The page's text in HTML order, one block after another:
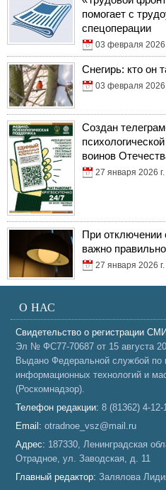
помогает с
спецоперации
03 февраля 2026
Снегирь: кто он
03 февраля 2026
Создан
воинов
27 января 2026 г.
При отключении
важно
27 января 2026 г.
О НАС
Свидетельство о регистрации
Эл № ФС77-70687 от 15 августа
Выдано Федеральной службой по
информационных технологий и
(Роскомнадзор).
Телефон редакции: 8 (81362) 4-12-
Email: otradnoe_vsz@mail.ru
Адрес: 187330, Ленинградская
Отрадное, ул. Заводская, д. 11
Главный редактор: Залялова